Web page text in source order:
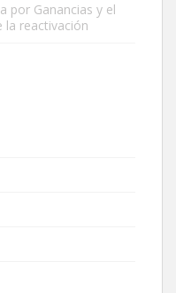
por Ganancias y el
la reactivación